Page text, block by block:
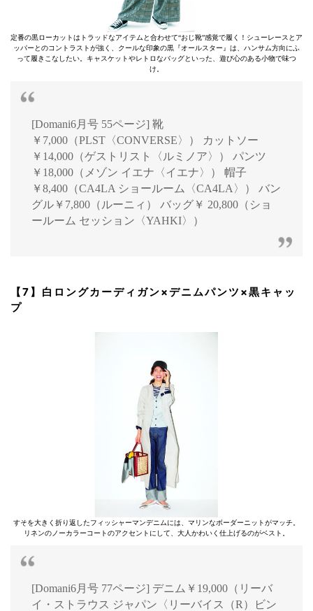
定番の黒ローカットはトラッドなアイテムと合わせて“おじ靴”感覚で履く！シューレースとア
ッパーとのコントラストが強く、クールな印象の黒『オールスター』は、ハンサム方向にふ
って履きこなしたい。キャスケットやレトロなバッグといった、遊び心のある小物で味つ
け。
[Domani6月号 55ページ] 靴
￥7,000（PLST〈CONVERSE〉） カットソー
￥14,000（ゲストリスト〈ルミノア〉） パンツ
￥18,000（メゾン イエナ〈イエナ〉） 帽子
￥8,400（CA4LA ショールーム〈CA4LA〉） バン
グル￥7,800（ルーニィ） バッグ￥ 20,800（ショ
ールーム セッション〈YAHKI〉）
【7】白ロングカーディガン×デニムパンツ×黒キャッ
プ
すそを大きく折り返したフィッシャーマンデニムには、マリンなボーダーニットがマッチ。
リネンのノーカラーコートのアクセントにして、大人かわいく仕上げるのがベスト。
[Domani6月号 77ページ] デニム￥19,000（リーバ
イ・ストラウス ジャパン〈リーバイス（R）ビン